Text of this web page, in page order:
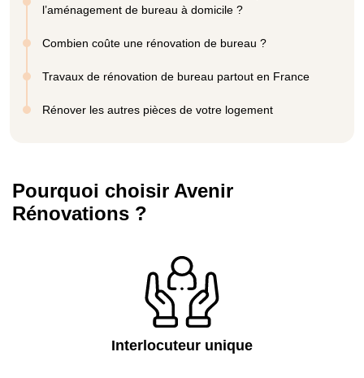
l’aménagement de bureau à domicile ?
Combien coûte une rénovation de bureau ?
Travaux de rénovation de bureau partout en France
Rénover les autres pièces de votre logement
Pourquoi choisir Avenir
Rénovations ?
Interlocuteur unique